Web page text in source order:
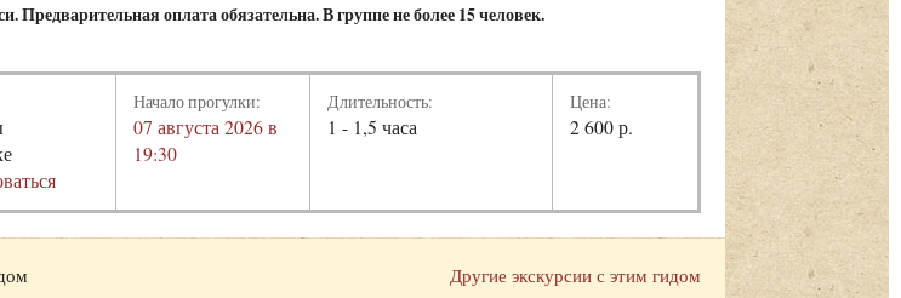
Предварительная оплата обязательна. В группе не более 15 человек.
Начало прогулки:
07 августа 2026 в
19:30
Длительность:
1 - 1,5 часа
Цена:
2 600 р.
Другие экскурсии с этим гидом